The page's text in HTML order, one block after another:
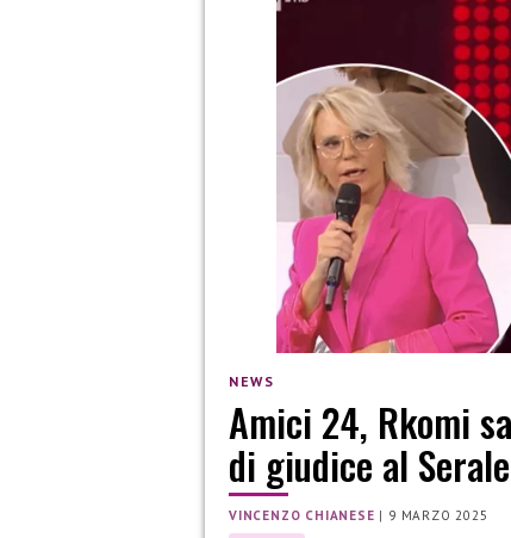
NEWS
Amici 24, Rkomi
di giudice al Serale
VINCENZO CHIANESE | 9 MARZO 2025